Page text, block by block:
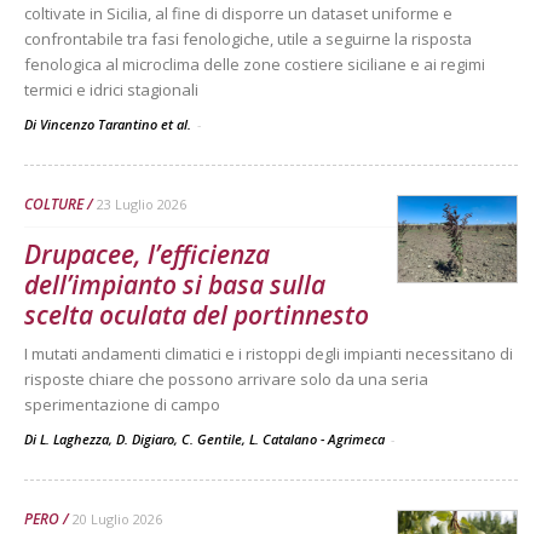
coltivate in Sicilia, al fine di disporre un dataset uniforme e
confrontabile tra fasi fenologiche, utile a seguirne la risposta
fenologica al microclima delle zone costiere siciliane e ai regimi
termici e idrici stagionali
Di Vincenzo Tarantino et al. -
COLTURE 23 Luglio 2026
Drupacee, l’efficienza
dell’impianto si basa sulla
scelta oculata del portinnesto
I mutati andamenti climatici e i ristoppi degli impianti necessitano di
risposte chiare che possono arrivare solo da una seria
sperimentazione di campo
Di L. Laghezza, D. Digiaro, C. Gentile, L. Catalano - Agrimeca -
PERO 20 Luglio 2026